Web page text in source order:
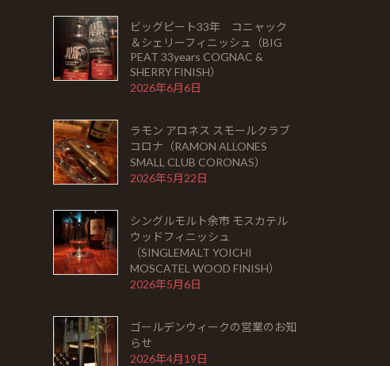
ビッグピート33年 コニャック
＆シェリーフィニッシュ（BIG
PEAT 33years COGNAC &
SHERRY FINISH）
2026年6月6日
ラモン アロネス スモールクラブ
コロナ（RAMON ALLONES
SMALL CLUB CORONAS）
2026年5月22日
シングルモルト余市 モスカテル
ウッドフィニッシュ
（SINGLEMALT YOICHI
MOSCATEL WOOD FINISH）
2026年5月6日
ゴールデンウィークの営業のお知
らせ
2026年4月19日